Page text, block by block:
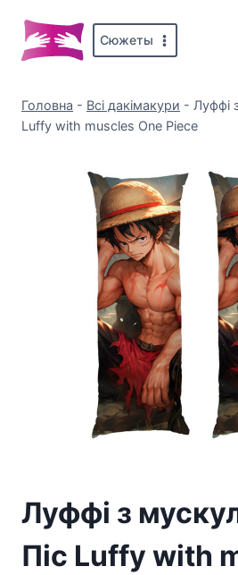
вмісту
Сюжеты
Головна - Всі дакімакури - Луффі
Luffy with muscles One Piece
Луффі з
Піс Luffy with